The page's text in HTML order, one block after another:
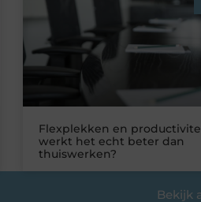
Flexplekken en
werkt het echt beter dan
thuiswerken?
Bekijk